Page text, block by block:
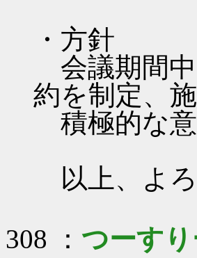
・方針
会議期間
約を制定、
積極的な
以上、よ
308 ： つーす